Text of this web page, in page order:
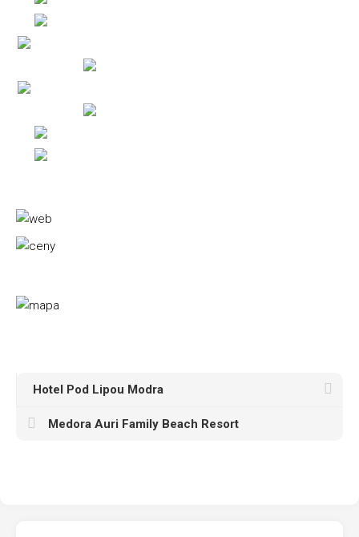
Hotel Pod Lipou Modra
Medora Auri Family Beach Resort